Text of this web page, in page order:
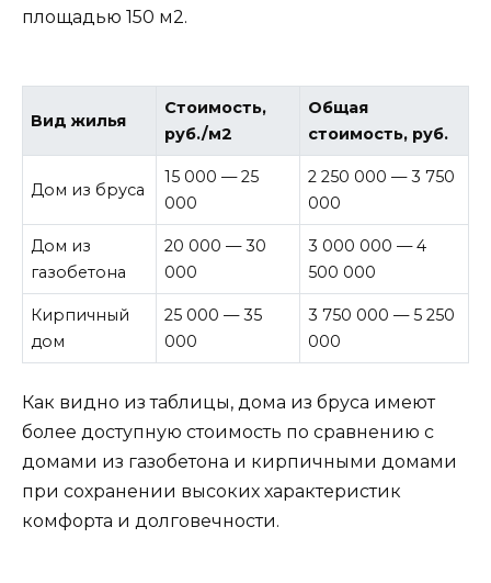
площадью 150 м2.
Вид жилья
Стоимость,
руб./м2
Общая
стоимость, руб.
Дом из бруса
15 000 — 25
000
2 250 000 — 3 750
000
Дом из
газобетона
20 000 — 30
000
3 000 000 — 4
500 000
Кирпичный
дом
25 000 — 35
000
3 750 000 — 5 250
000
Как видно из таблицы, дома из бруса имеют
более доступную стоимость по сравнению с
домами из газобетона и кирпичными домами
при сохранении высоких характеристик
комфорта и долговечности.